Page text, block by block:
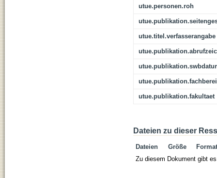
utue.personen.roh
utue.titel.verfasserangabe
utue.publikation.fakultaet
Dateien zu dieser
Dateien Größe
Format
Zu diesem Dokument gibt